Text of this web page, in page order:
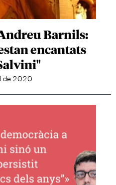
Barnils:
encantats
de 2020